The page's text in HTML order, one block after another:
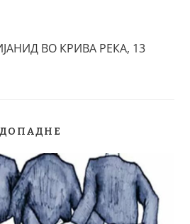
ВО КРИВА РЕКА, 13